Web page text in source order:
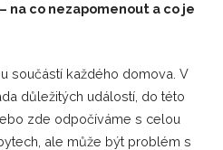
na co nezapomenout a co je
součástí každého domova. V
důležitých událostí, do této
zde odpočíváme s celou
ale může být problém s